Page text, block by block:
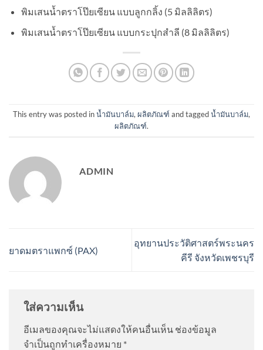
พิมเสนน้ำตราโป๊ยเซียน แบบลูกกลิ้ง (5 มิลลิลิตร)
พิมเสนน้ำตราโป๊ยเซียน แบบกระปุกสำลี (8 มิลลิลิตร)
This entry was posted inน้ำมันบาล์ม, ผลิตภัณฑ์ and taggedน้ำมันบาล์ม,
ผลิตภัณฑ์.
ADMIN
ยาดมตราแพกซ์ (PAX)
อุทยานประวัติศาสตร์พระนคร
คีรี จังหวัดเพชรบุรี
ใส่ความเห็น
อีเมลของคุณจะไม่แสดงให้คนอื่นเห็น ช่องข้อมูล
จำเป็นถูกทำเครื่องหมาย *